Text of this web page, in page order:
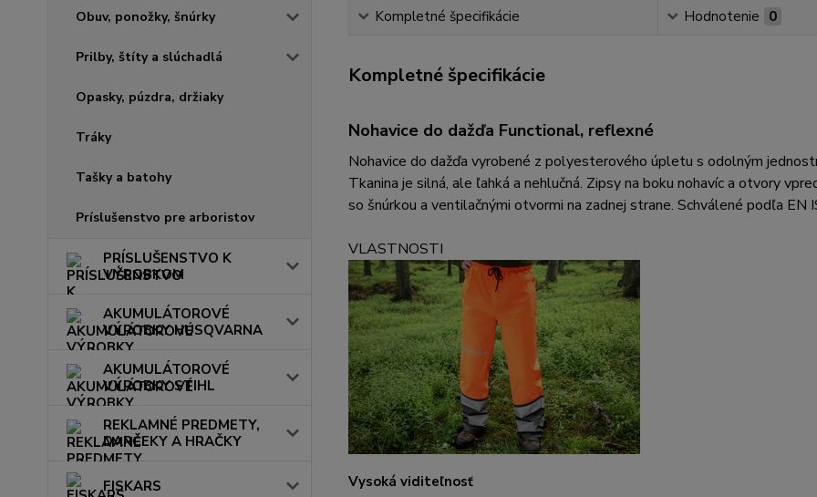
Obuv, ponožky, šnúrky
Prilby, štíty a slúchadlá
Opasky, púzdra, držiaky
Tráky
Tašky a batohy
Príslušenstvo pre arboristov
PRÍSLUŠENSTVO K
VÝROBKOM
AKUMULÁTOROVÉ
VÝROBKY HUSQVARNA
AKUMULÁTOROVÉ
VÝROBKY STIHL
REKLAMNÉ PREDMETY,
DARČEKY A HRAČKY
FISKARS
Kompletné špecifikácie Hodnotenie 0
Kompletné špecifikácie
Nohavice do dažďa Functional, reflexné
Nohavice do dažďa vyrobené z polyesterového úpletu s odolným
Tkanina je silná, ale ľahká a nehlučná. Zipsy na boku nohavíc a otvory
so šnúrkou a ventilačnými otvormi na zadnej strane. Schválené podľa
VLASTNOSTI
Vysoká viditeľnosť